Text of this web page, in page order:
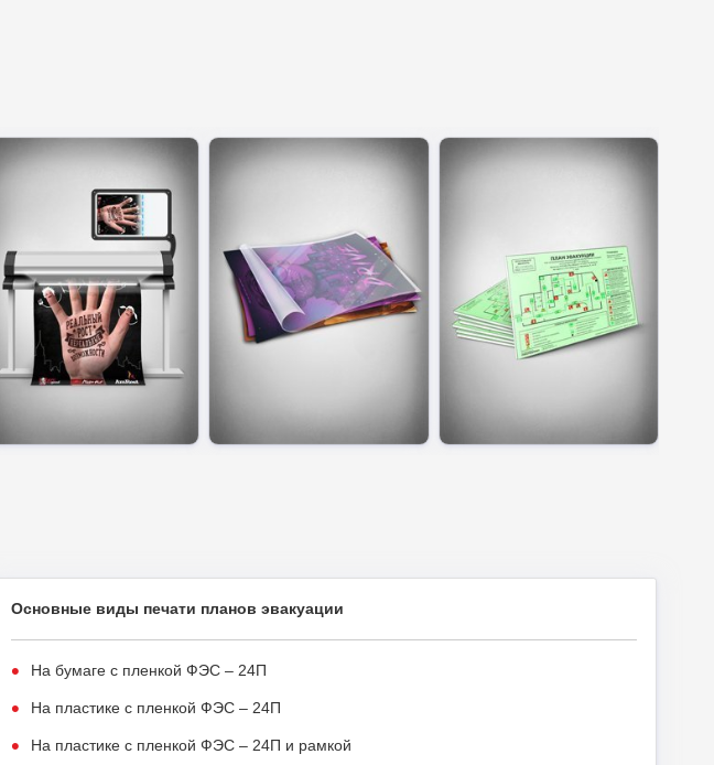
Основные виды печати планов эвакуации
На бумаге с пленкой ФЭС – 24П
На пластике с пленкой ФЭС – 24П
На пластике с пленкой ФЭС – 24П и рамкой